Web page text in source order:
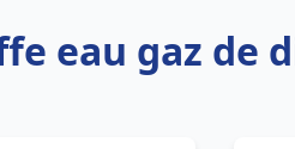
eau gaz de